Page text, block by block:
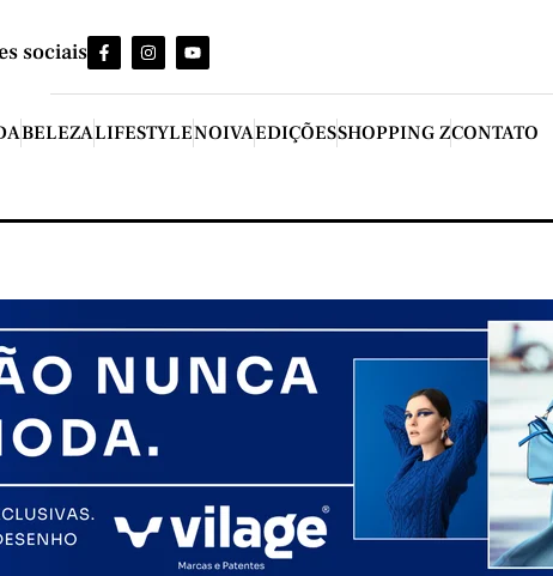
sociais
BELEZALIFESTYLENOIVAEDIÇÕESSHOPPING ZCONTATO